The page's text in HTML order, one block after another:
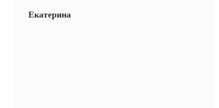
Екатерина